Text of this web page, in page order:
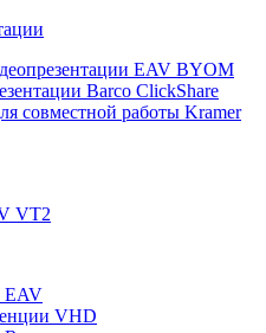
EAV BYOM
Barco ClickShare
совместной работы Kramer
VT2
EAV
VHD